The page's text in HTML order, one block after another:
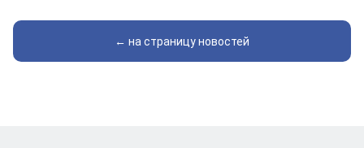
← на страницу новостей